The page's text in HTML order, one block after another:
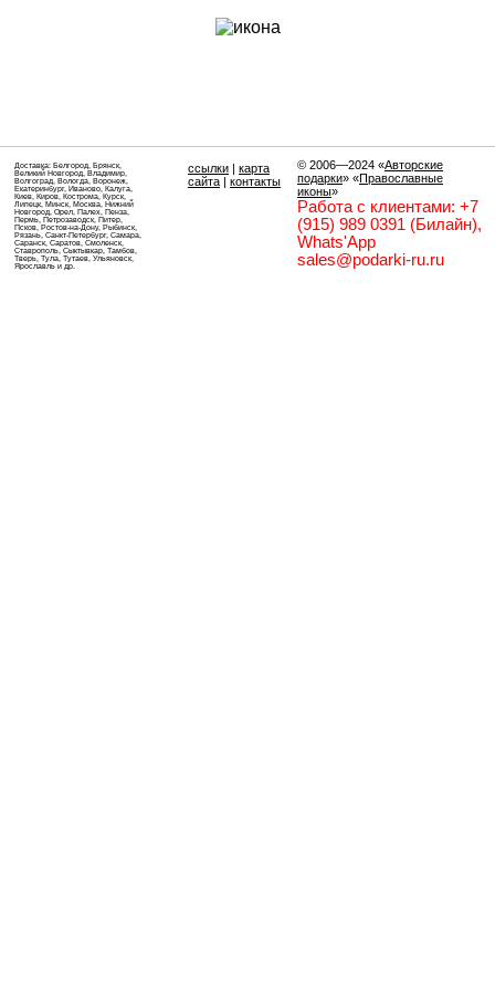
Доставка: Белгород, Брянск,
Великий Новгород, Владимир,
Волгоград, Вологда, Воронеж,
Екатеринбург, Иваново, Калуга,
Киев, Киров, Кострома, Курск,
Липецк, Минск, Москва, Нижний
Новгород, Орел, Палех, Пенза,
Пермь, Петрозаводск, Питер,
Псков, Ростов-на-Дону, Рыбинск,
Рязань, Санкт-Петербург, Самара,
Саранск, Саратов, Смоленск,
Ставрополь, Сыктывкар, Тамбов,
Тверь, Тула, Тутаев, Ульяновск,
Ярославль и др.
ссылки | карта
сайта | контакты
© 2006—2024 «Авторские
подарки» «Православные
иконы»
Работа с клиентами: +7
(915) 989 0391 (Билайн),
Whats'App
sales@podarki-ru.ru